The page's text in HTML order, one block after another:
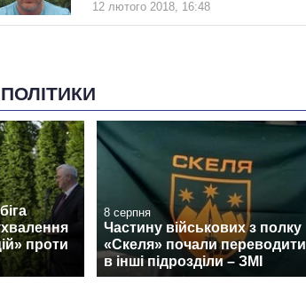
12 лютого 2018, 16:48
проти
8 серпня
Частину військових з полку
«Скеля» почали переводити
в інші підрозділи – ЗМІ